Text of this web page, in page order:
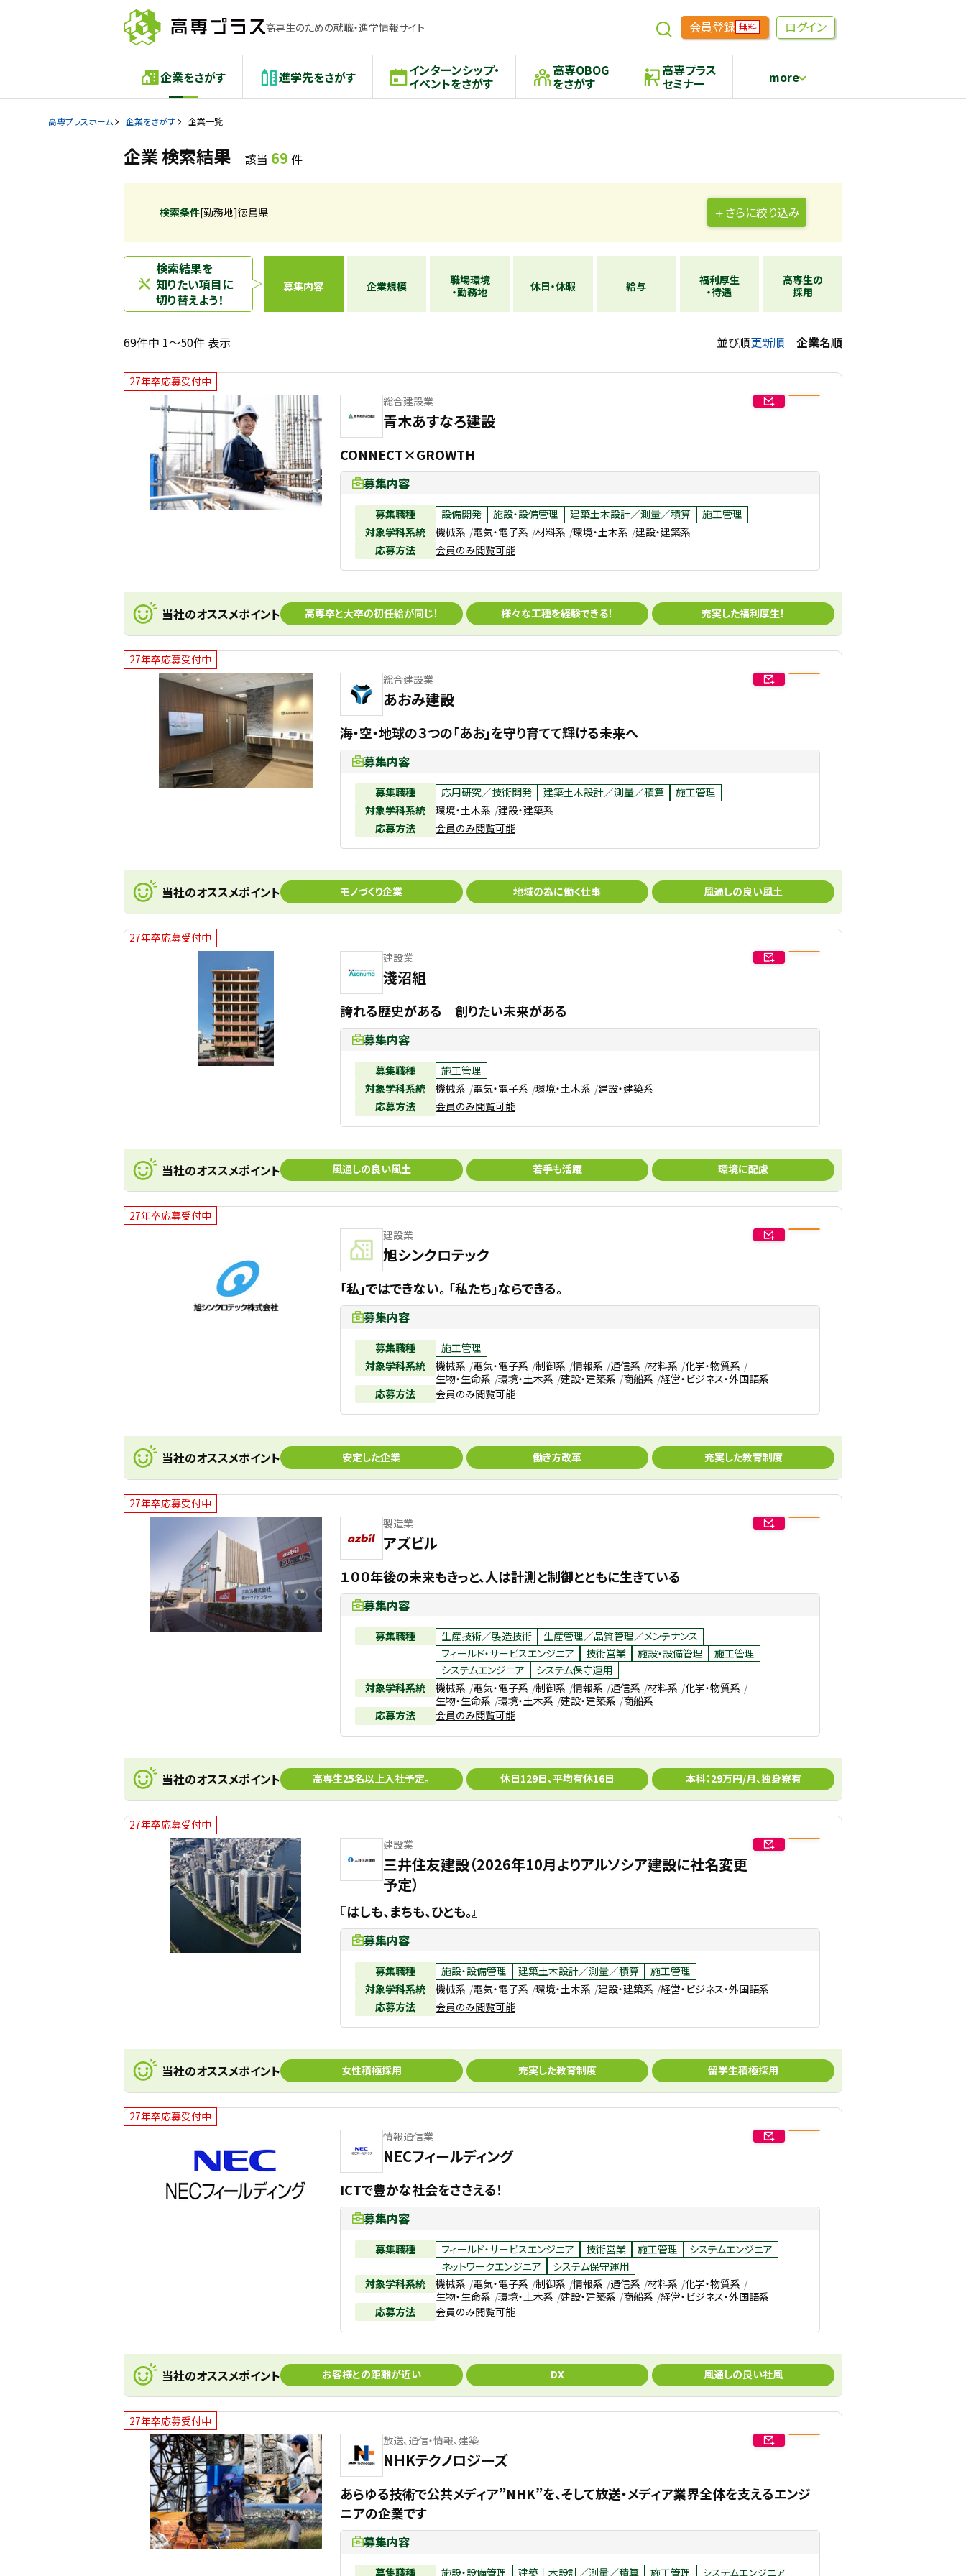
高専生のための就職・進学情報サイト 会員登録 無料 ログイン
企業をさがす 進学先をさがす インターンシップ・
イベントをさがす
高専OBOG
をさがす
高専プラス
セミナー more
高専プラスホーム 企業をさがす 企業一覧
企業 検索結果 該当 69 件
検索条件[勤務地]徳島県 さらに絞り込み
検索結果を
知りたい項目に
切り替えよう！
募集内容 企業規模
職場環境
・勤務地
休日・休暇 給与
福利厚生
・待遇
高専生の
採用
69件中 1～50件 表示 並び順更新順 企業名順
27年卒応募受付中
総合建設業
青木あすなろ建設
CONNECT×GROWTH
募集内容
募集職種 設備開発 施設・設備管理 建築土木設計／測量／積算
施工管理
対象学科系統
機械系 電気・電子系 材料系 環境・土木系 建設・建築系
応募方法
会員のみ閲覧可能
当社のオススメポイント 高専卒と大卒の初任給が同じ！ 様々な工種を経験できる！ 充実した福利厚生！
27年卒応募受付中
総合建設業
あおみ建設
海・空・地球の３つの「あお」を守り育てて輝ける未来へ
募集内容
募集職種 応用研究／技術開発 建築土木設計／測量／積算
施工管理
対象学科系統
環境・土木系 建設・建築系
応募方法
会員のみ閲覧可能
当社のオススメポイント モノづくり企業 地域の為に働く仕事 風通しの良い風土
27年卒応募受付中
建設業
淺沼組
誇れる歴史がある 創りたい未来がある
募集内容
募集職種
施工管理
対象学科系統
機械系 電気・電子系 環境・土木系 建設・建築系
応募方法
会員のみ閲覧可能
当社のオススメポイント 風通しの良い風土 若手も活躍 環境に配慮
27年卒応募受付中
建設業
旭シンクロテック
「私」ではできない。 「私たち」ならできる。
募集内容
募集職種
施工管理
対象学科系統
機械系 電気・電子系 制御系 情報系 通信系 材料系 化学・物質系
生物・生命系 環境・土木系 建設・建築系 商船系 経営・ビジネス・外国語系
応募方法
会員のみ閲覧可能
当社のオススメポイント 安定した企業 働き方改革 充実した教育制度
27年卒応募受付中
製造業
アズビル
１００年後の未来もきっと、人は計測と制御とともに生きている
募集内容
募集職種 生産技術／製造技術
生産管理／品質管理／メンテナンス
フィールド・サービスエンジニア
技術営業 施設・設備管理
施工管理
システムエンジニア
システム保守運用
対象学科系統
機械系 電気・電子系 制御系 情報系 通信系 材料系 化学・物質系
生物・生命系 環境・土木系 建設・建築系 商船系
応募方法
会員のみ閲覧可能
当社のオススメポイント 高専生25名以上入社予定。 休日129日、平均有休16日 本科：29万円/月、独身寮有
27年卒応募受付中
建設業
三井住友建設（2026年10月よりアルソシア建設に社名変更
予定）
『はしも、まちも、ひとも。』
募集内容
募集職種 施設・設備管理 建築土木設計／測量／積算
施工管理
対象学科系統
機械系 電気・電子系 環境・土木系 建設・建築系 経営・ビジネス・外国語系
応募方法
会員のみ閲覧可能
当社のオススメポイント 女性積極採用 充実した教育制度 留学生積極採用
27年卒応募受付中
情報通信業
NECフィールディング
ICTで豊かな社会をささえる！
募集内容
募集職種 フィールド・サービスエンジニア 技術営業 施工管理
システムエンジニア
ネットワークエンジニア
システム保守運用
対象学科系統
機械系 電気・電子系 制御系 情報系 通信系 材料系 化学・物質系
生物・生命系 環境・土木系 建設・建築系 商船系 経営・ビジネス・外国語系
応募方法
会員のみ閲覧可能
当社のオススメポイント お客様との距離が近い DX 風通しの良い社風
27年卒応募受付中
放送、通信・情報、建築
NHKテクノロジーズ
あらゆる技術で公共メディア”NHK”を、そして放送・メディア業界全体を支えるエンジ
ニアの企業です
募集内容
募集職種 施設・設備管理 建築土木設計／測量／積算 施工管理 システムエンジニア